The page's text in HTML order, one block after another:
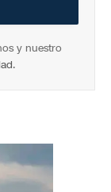
y nuestro
.